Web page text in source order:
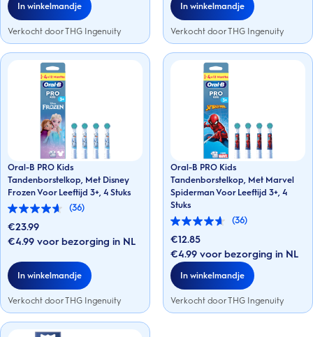
In winkelmandje
Verkocht door THG Ingenuity
In winkelmandje
Verkocht door THG Ingenuity
Oral-B PRO Kids
Tandenborstelkop, Met Disney
Frozen Voor Leeftijd 3+, 4 Stuks
(36)
4.6
van
5
36
beoordelingen
€23.99
€4.99 voor bezorging in NL
In winkelmandje
Verkocht door THG Ingenuity
Oral-B PRO Kids
Tandenborstelkop, Met Marvel
Spiderman Voor Leeftijd 3+, 4
Stuks
(36)
4.6
van
5
sterren.
36
beoordelingen
€12.85
€4.99 voor bezorging in NL
In winkelmandje
Verkocht door THG Ingenuity